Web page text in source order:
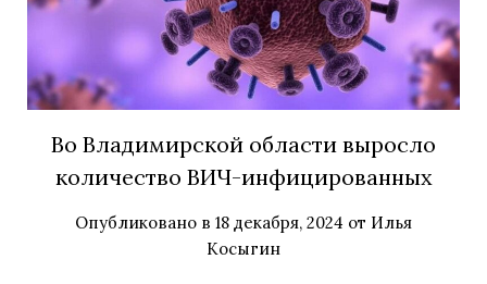
Во Владимирской области выросло
количество ВИЧ-инфицированных
Опубликовано в 18 декабря, 2024 от Илья
Косыгин